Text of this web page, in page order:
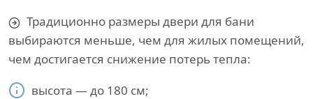
Традиционно размеры двери для бани
выбираются меньше, чем для жилых помещений,
чем достигается снижение потерь тепла:
высота — до 180 см;